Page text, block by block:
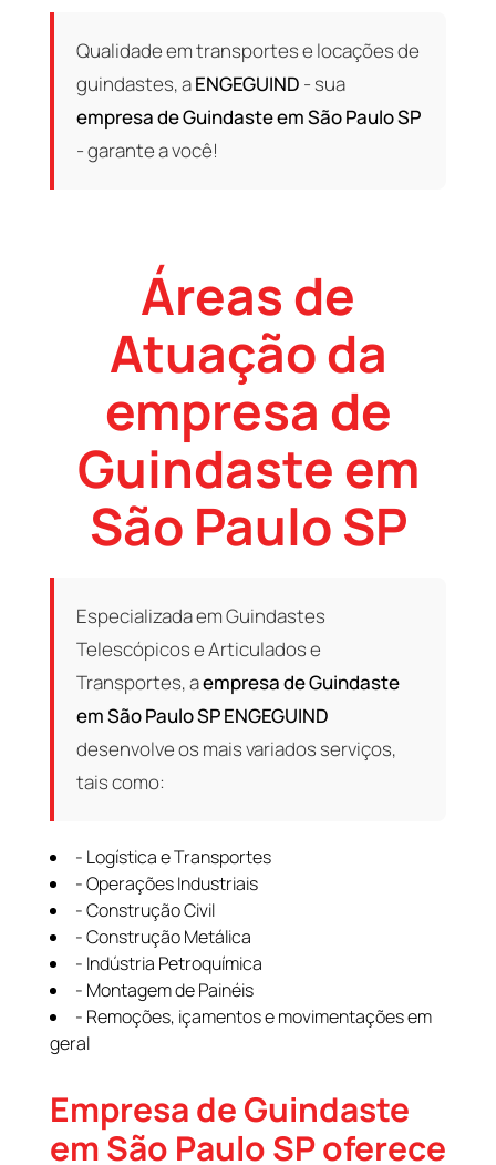
Qualidade em transportes e locações de
guindastes, aENGEGUIND - sua
empresa de Guindaste em São Paulo SP
- garante a você!
Áreas de
Atuação da
empresa de
Guindaste em
São Paulo SP
Especializada em Guindastes
Telescópicos e Articulados e
Transportes, aempresa de Guindaste
em São Paulo SPENGEGUIND
desenvolve os mais variados serviços,
tais como:
- Logística e Transportes
- Operações Industriais
- Construção Civil
- Construção Metálica
- Indústria Petroquímica
- Montagem de Painéis
- Remoções, içamentos e movimentações em
geral
Empresa de Guindaste
em São Paulo SP oferece